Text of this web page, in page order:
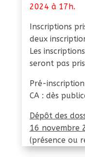
2024 à 17h.
Inscriptions
deux
Les
seront pas
Pré-
CA : dès
Dépôt des
16 novembre
(présence ou